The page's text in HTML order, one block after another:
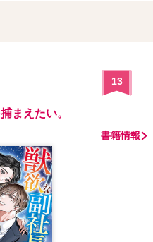
13
まえたい。
書籍情報